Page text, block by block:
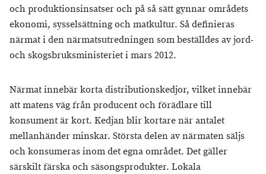
och produktionsinsatser och på så sätt gynnar områdets
ekonomi, sysselsättning och matkultur. Så definieras
närmat i den närmatsutredningen som beställdes av jord-
och skogsbruksministeriet i mars 2012.
Närmat innebär korta distributionskedjor, vilket innebär
att matens väg från producent och förädlare till
konsument är kort. Kedjan blir kortare när antalet
mellanhänder minskar. Största delen av närmaten säljs
och konsumeras inom det egna området. Det gäller
särskilt färska och säsongsprodukter. Lokala